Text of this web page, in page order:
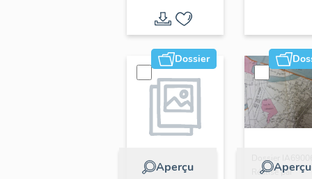
Dossier
Aperçu Aperçu
Dossier
Réalisé par